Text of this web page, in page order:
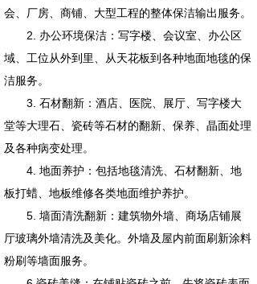
会、厂房、商铺、大型工程的整体保洁输出服务。
2. 办公环境保洁：写字楼、会议室、办公区
域、工位从外到里、从天花板到各种地面地毯的保
洁服务。
3. 石材翻新：酒店、医院、展厅、写字楼大
堂等大理石、瓷砖等石材的翻新、保养、晶面处理
及各种病变处理。
4. 地面养护：包括地毯清洗、石材翻新、地
板打蜡、地板维修各类地面维护养护。
5. 墙面清洗翻新：建筑物外墙、商场店铺展
厅玻璃外墙清洗及美化。外墙及屋内前面刷新涂料
粉刷等墙面服务。